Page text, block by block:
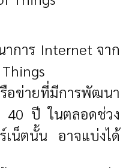
าการ Internet จาก
อข่ายที่มีการพัฒนา
40 ปี ในตลอดช่วง
เน็ตนั้น อาจแบ่งได้